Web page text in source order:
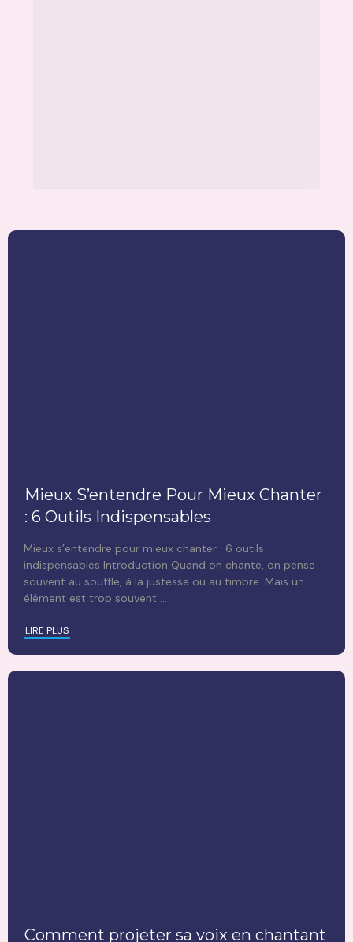
Mieux S’entendre Pour Mieux Chanter
: 6 Outils Indispensables
Mieux s’entendre pour mieux chanter : 6 outils
indispensables Introduction Quand on chante, on pense
souvent au souffle, à la justesse ou au timbre. Mais un
élément est trop souvent ...
LIRE PLUS
Comment projeter sa voix en chantant